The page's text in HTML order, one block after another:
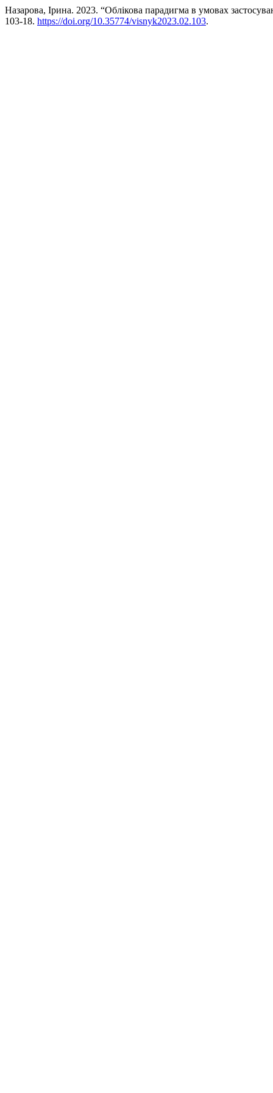
Назарова, Ірина. 2023. “Облікова парадигма в умовах
103-18. https://doi.org/10.35774/visnyk2023.02.103.